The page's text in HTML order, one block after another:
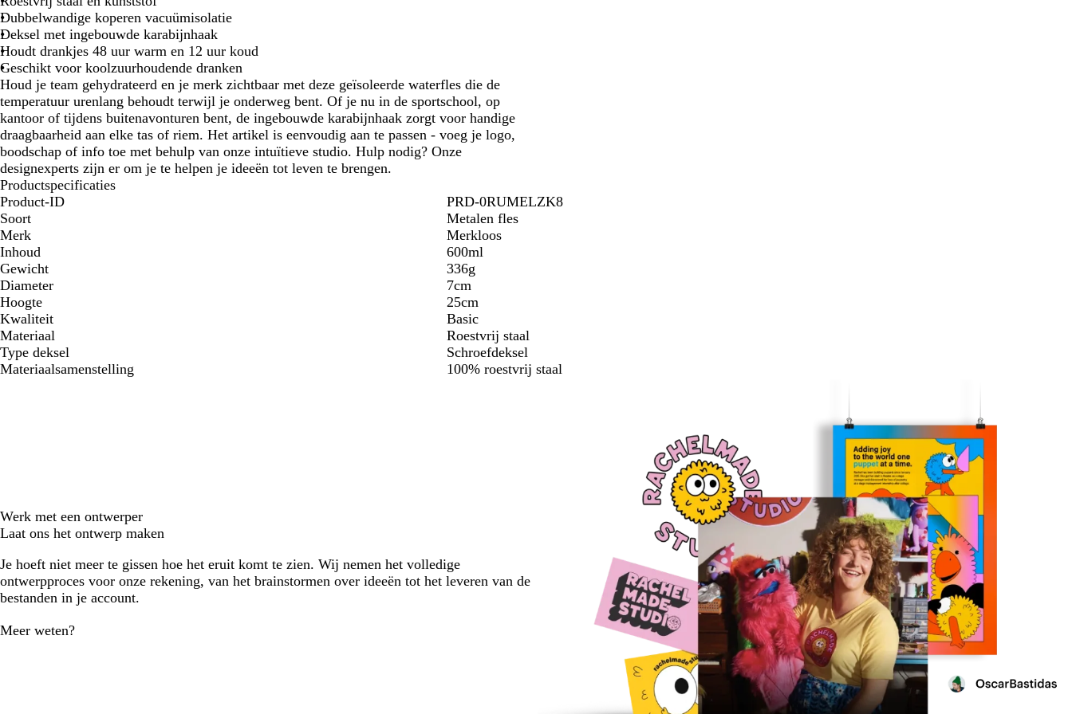
Dubbelwandige koperen vacuümisolatie
Deksel met ingebouwde karabijnhaak
Houdt drankjes 48 uur warm en 12 uur koud
Geschikt voor koolzuurhoudende dranken
Houd je team gehydrateerd en je merk zichtbaar met deze geïsoleerde waterfles die de
temperatuur urenlang behoudt terwijl je onderweg bent. Of je nu in de sportschool, op
kantoor of tijdens buitenavonturen bent, de ingebouwde karabijnhaak zorgt voor handige
draagbaarheid aan elke tas of riem. Het artikel is eenvoudig aan te passen - voeg je logo,
boodschap of info toe met behulp van onze intuïtieve studio. Hulp nodig? Onze
designexperts zijn er om je te helpen je ideeën tot leven te brengen.
Productspecificaties
Product-ID
PRD-0RUMELZK8
Soort
Metalen fles
Merk
Merkloos
Inhoud
600ml
Gewicht
336g
Diameter
7cm
Hoogte
25cm
Kwaliteit
Basic
Materiaal
Roestvrij staal
Type deksel
Schroefdeksel
Materiaalsamenstelling
100% roestvrij staal
Werk met een ontwerper
Laat ons het ontwerp maken
Je hoeft niet meer te gissen hoe het eruit komt te zien. Wij nemen het volledige
ontwerpproces voor onze rekening, van het brainstormen over ideeën tot het leveren van de
bestanden in je account.
Meer weten?